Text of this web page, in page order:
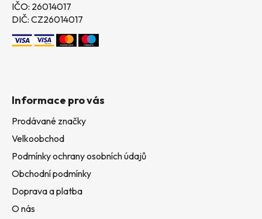
IČO: 26014017
DIČ: CZ26014017
Informace pro vás
Prodávané značky
Velkoobchod
Podmínky ochrany osobních údajů
Obchodní podmínky
Doprava a platba
O nás